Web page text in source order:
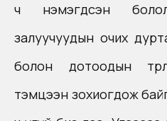
ч нэмэгдсэн
залуучуудын очих
болон дотоодын
тэмцээн зохиогдож